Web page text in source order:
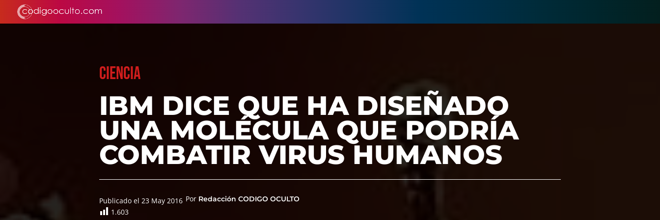
CIENCIA
IBM DICE QUE HA DISEÑADO
UNA MOLÉCULA QUE PODRÍA
COMBATIR VIRUS HUMANOS
Publicado el 23 May 2016 Por Redacción CODIGO OCULTO
1.603